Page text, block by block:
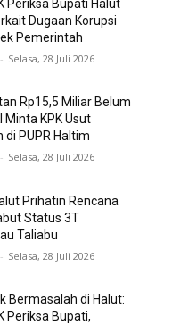
Periksa Bupati Halut
Dugaan Korupsi
Pemerintah
- Selasa, 28 Juli 2026
Rp15,5 Miliar Belum
Minta KPK Usut
di PUPR Haltim
- Selasa, 28 Juli 2026
Prihatin Rencana
Status 3T
Taliabu
- Selasa, 28 Juli 2026
Bermasalah di Halut:
Periksa Bupati,